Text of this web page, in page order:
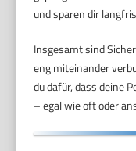
und sparen dir
Insgesamt sind
eng miteinander
du dafür, dass deine
– egal wie oft oder